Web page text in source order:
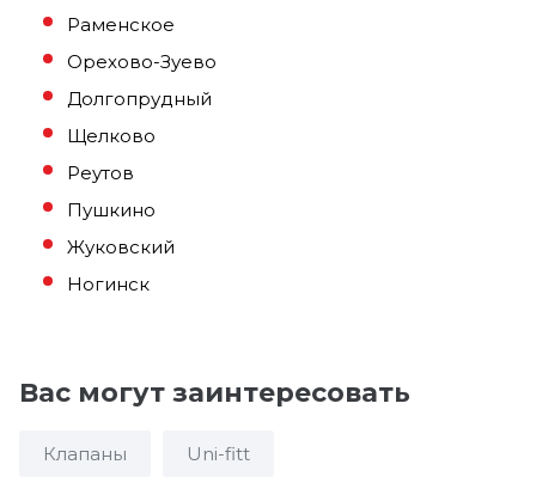
Раменское
Орехово-Зуево
Долгопрудный
Щелково
Реутов
Пушкино
Жуковский
Ногинск
Вас могут заинтересовать
Клапаны Uni-fitt